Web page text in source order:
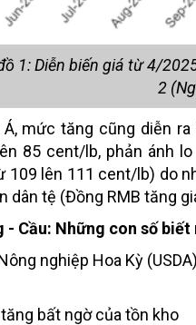
1: Diễn biến giá từ 4/
2
mức tăng cũng diễn
85 cent/lb, phản ánh
109 lên 111 cent/lb) do
dân tệ (Đồng RMB tăng
- Cầu: Những con số biết
nghiệp Hoa Kỳ
bất ngờ của tồn kho